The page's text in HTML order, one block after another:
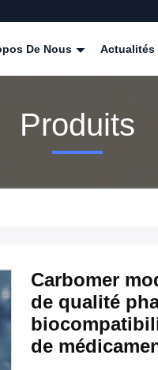
De Nous Actualités
Produits
Carbomer
de qualité
de